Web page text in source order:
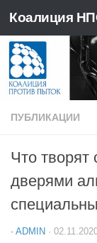
Перейти к
ПУБЛИКАЦИИ
Что творят
дверями
- ADMIN ·